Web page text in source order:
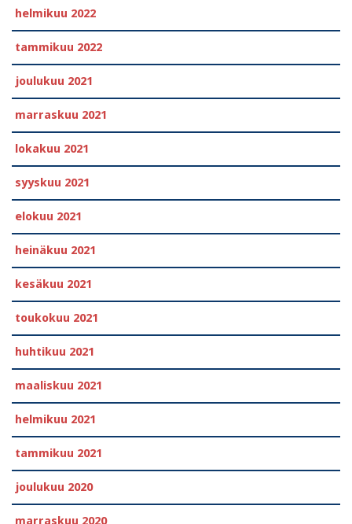
helmikuu 2022
tammikuu 2022
joulukuu 2021
marraskuu 2021
lokakuu 2021
syyskuu 2021
elokuu 2021
heinäkuu 2021
kesäkuu 2021
toukokuu 2021
huhtikuu 2021
maaliskuu 2021
helmikuu 2021
tammikuu 2021
joulukuu 2020
marraskuu 2020